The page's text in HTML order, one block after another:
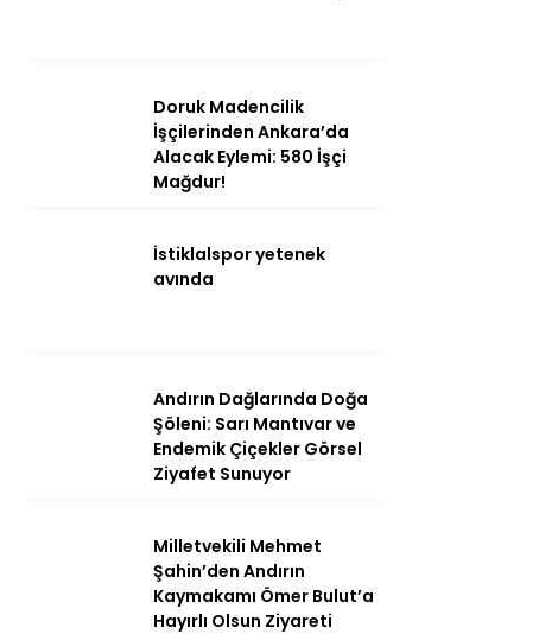
Gündem
Ekonomi
Dünya
Kültür/Sanat
Doruk Madencilik
İşçilerinden Ankara’da
Alacak Eylemi: 580 İşçi
Mağdur!
İstiklalspor yetenek
avında
Andırın Dağlarında Doğa
Şöleni: Sarı Mantıvar ve
Endemik Çiçekler Görsel
Ziyafet Sunuyor
Milletvekili Mehmet
Şahin’den Andırın
Kaymakamı Ömer Bulut’a
Hayırlı Olsun Ziyareti